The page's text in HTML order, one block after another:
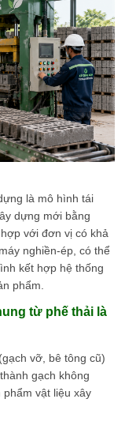
là mô hình tái
dựng mới bằng
với đơn vị có khả
nghiền-ép, có thể
kết hợp hệ thống
phẩm.
từ phế thải là
vỡ, bê tông cũ)
gạch không
vật liệu xây